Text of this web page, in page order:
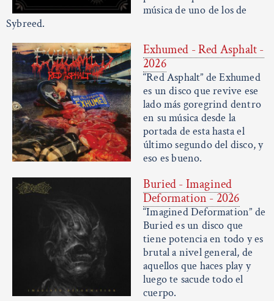
música de uno de los de
Sybreed.
Exhumed - Red Asphalt -
2026
“Red Asphalt” de Exhumed
es un disco que revive ese
lado más goregrind dentro
en su música desde la
portada de esta hasta el
último segundo del disco, y
eso es bueno.
Buried - Imagined
Deformation - 2026
“Imagined Deformation” de
Buried es un disco que
tiene potencia en todo y es
brutal a nivel general, de
aquellos que haces play y
luego te sacude todo el
cuerpo.